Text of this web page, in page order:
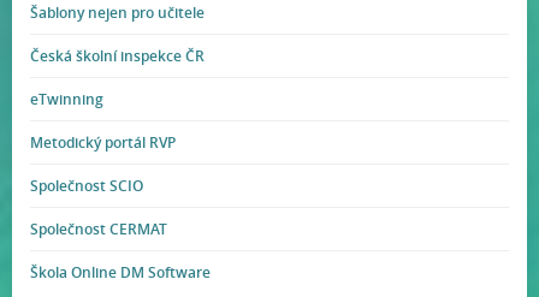
Šablony nejen pro učitele
Česká školní inspekce ČR
eTwinning
Metodický portál RVP
Společnost SCIO
Společnost CERMAT
Škola Online DM Software